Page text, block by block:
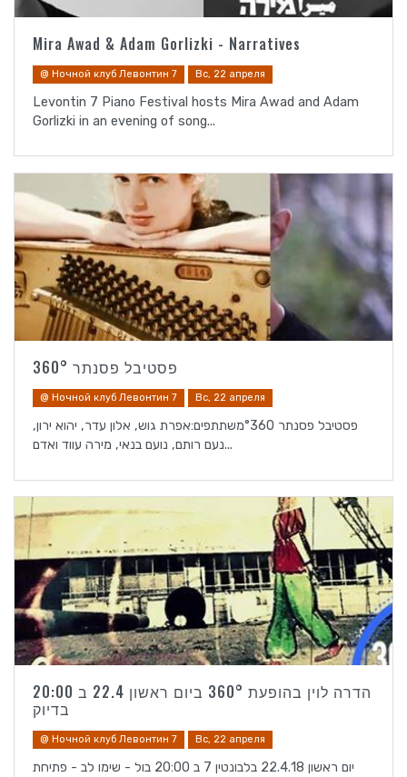
Mira Awad & Adam Gorlizki - Narratives
@ Ночной клуб Левонтин 7 Вс, 22 апреля
Levontin 7 Piano Festival hosts Mira Awad and Adam
Gorlizki in an evening of song...
פסטיבל פסנתר 360°
@ Ночной клуб Левонтин 7 Вс, 22 апреля
פסטיבל פסנתר °360משתתפים:אפרת גוש, אלון עדר, יהוא ירון,
נעם רותם, נועם בנאי, מירה עווד ואדם...
הדרה לוין בהופעת 360° ביום ראשון 22.4 ב 20:00
בדיוק
@ Ночной клуб Левонтин 7 Вс, 22 апреля
יום ראשון 22.4.18 בלבונטין 7 ב 20:00 בול - שימו לב - פתיחת